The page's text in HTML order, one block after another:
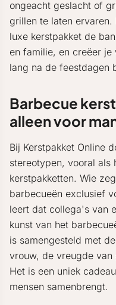
ongeacht geslacht of
grillen te laten
luxe kerstpakket de
en familie, en creëer je
lang na de feestdagen
Barbecue
alleen voor
Bij Kerstpakket Online
stereotypen, vooral als
kerstpakketten. Wie
barbecueën exclusief
leert dat collega's van
kunst van het
is samengesteld met
vrouw, de vreugde van
Het is een uniek
mensen samenbrengt.